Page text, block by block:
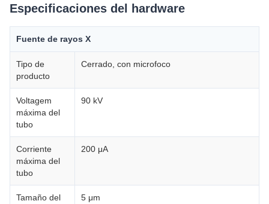
Especificaciones del hardware
Fuente de rayos X
Tipo de
producto
Cerrado, con microfoco
Voltagem
máxima del
tubo
90 kV
Corriente
máxima del
tubo
200 μA
Tamaño del
5 μm